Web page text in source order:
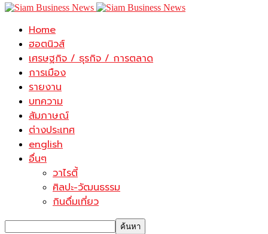
Home
ฮอตนิวส์
เศรษฐกิจ / ธุรกิจ / การตลาด
การเมือง
รายงาน
บทความ
สัมภาษณ์
ต่างประเทศ
english
อื่นๆ
วาไรตี้
ศิลปะ-วัฒนธรรม
กินดื่มเที่ยว